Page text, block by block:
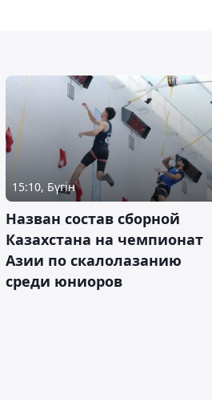
15:10, Бүгін
Назван состав сборной
Казахстана на чемпионат
Азии по скалолазанию
среди юниоров